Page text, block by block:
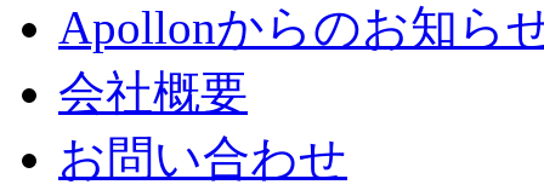
Apollonからのお知ら
会社概要
お問い合わせ